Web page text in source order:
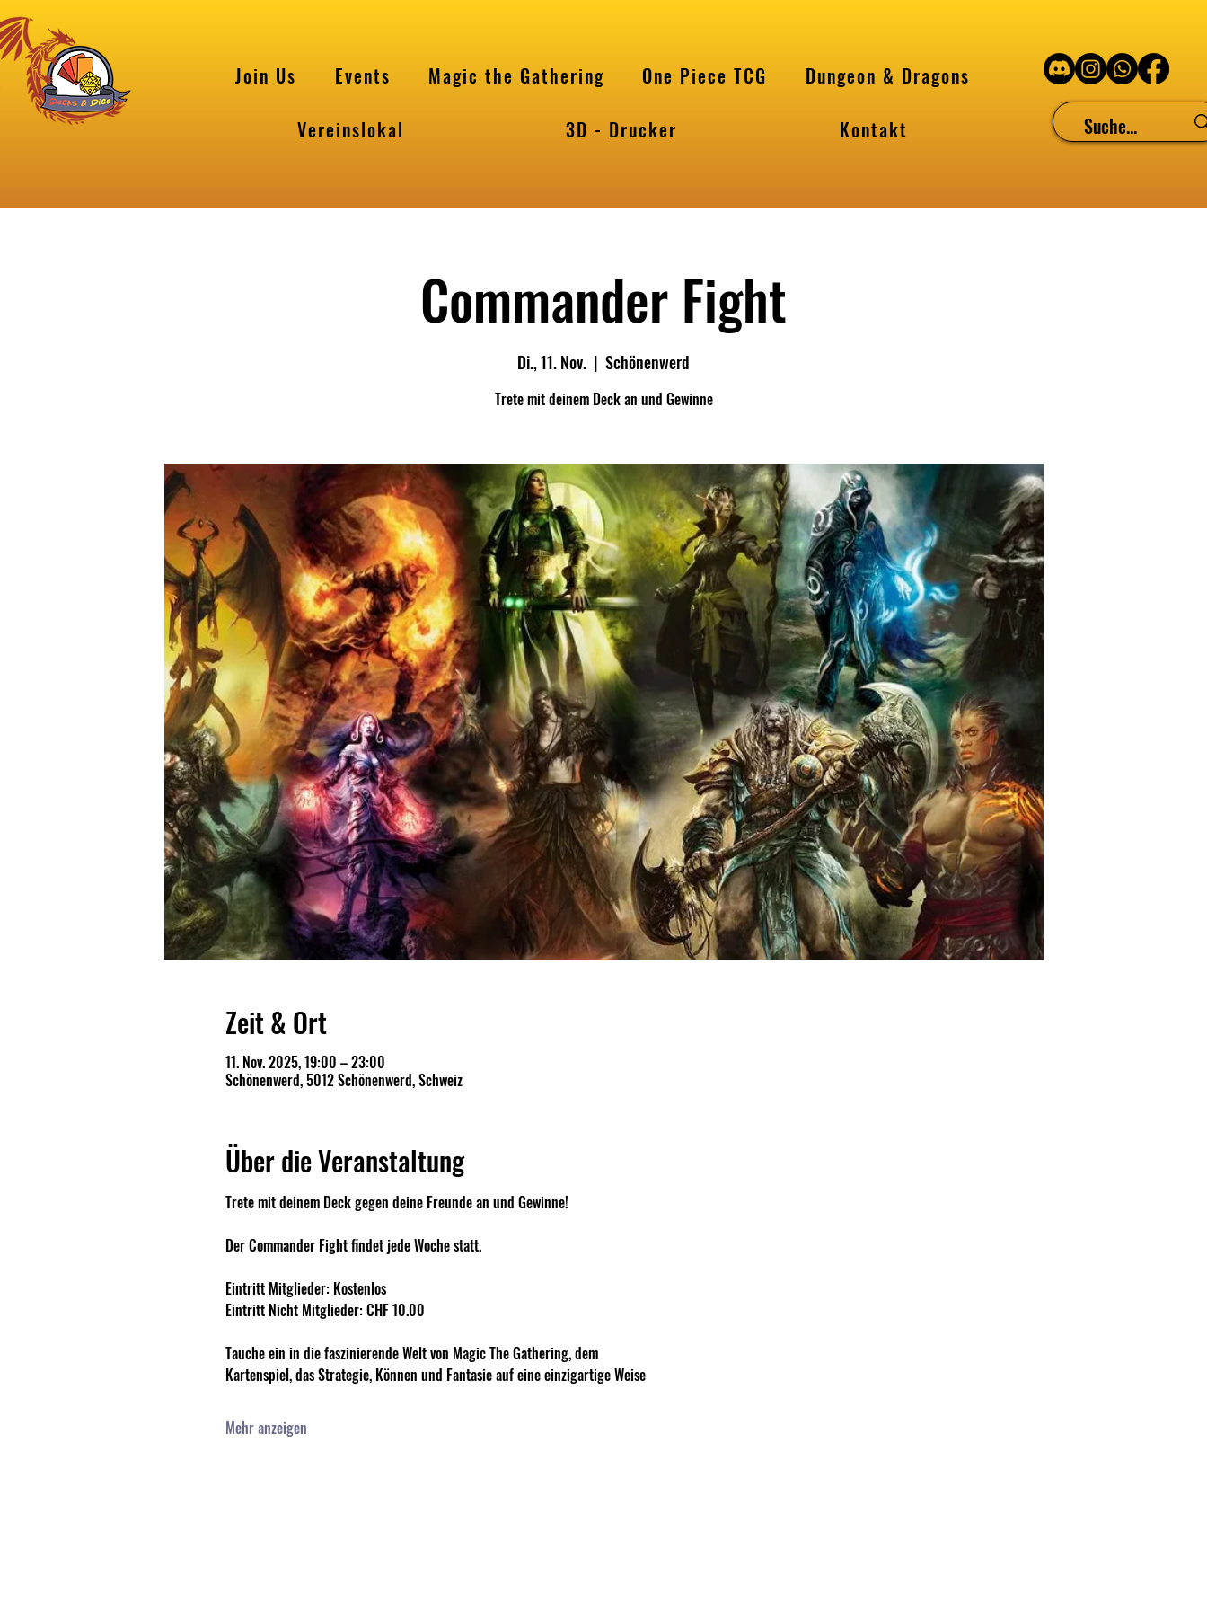
Join Us Events Magic the Gathering One Piece TCG
Dungeon & Dragons
Vereinslokal
3D - Drucker Kontakt
Commander Fight
Di., 11. Nov.
  |
Schönenwerd
Trete mit deinem Deck an und Gewinne
Zeit & Ort
11. Nov. 2025, 19:00 – 23:00
Schönenwerd, 5012 Schönenwerd, Schweiz
Über die Veranstaltung
Trete mit deinem Deck gegen deine Freunde an und Gewinne!
Der Commander Fight findet jede Woche statt.
Eintritt Mitglieder: Kostenlos
Eintritt Nicht Mitglieder: CHF 10.00
Tauche ein in die faszinierende Welt von Magic The Gathering, dem
Kartenspiel, das Strategie, Können und Fantasie auf eine einzigartige Weise
Mehr anzeigen